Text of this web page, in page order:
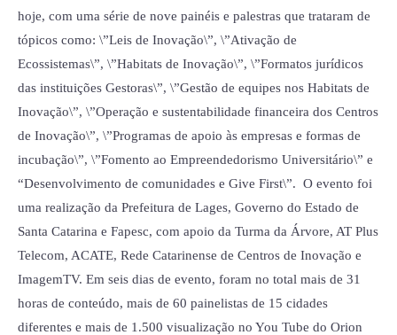
hoje, com uma série de nove painéis e palestras que trataram de
tópicos como: \”Leis de Inovação\”, \”Ativação de
Ecossistemas\”, \”Habitats de Inovação\”, \”Formatos jurídicos
das instituições Gestoras\”, \”Gestão de equipes nos Habitats de
Inovação\”, \”Operação e sustentabilidade financeira dos Centros
de Inovação\”, \”Programas de apoio às empresas e formas de
incubação\”, \”Fomento ao Empreendedorismo Universitário\” e
“Desenvolvimento de comunidades e Give First\”. O evento foi
uma realização da Prefeitura de Lages, Governo do Estado de
Santa Catarina e Fapesc, com apoio da Turma da Árvore, AT Plus
Telecom, ACATE, Rede Catarinense de Centros de Inovação e
ImagemTV. Em seis dias de evento, foram no total mais de 31
horas de conteúdo, mais de 60 painelistas de 15 cidades
diferentes e mais de 1.500 visualização no You Tube do Orion
ecossistema
de
inovação
e
RCCI,
lançamentos
e
muito
mais